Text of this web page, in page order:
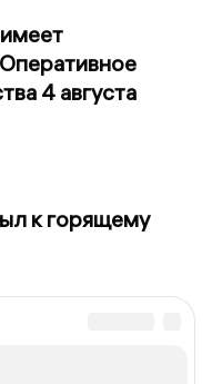
4 августа
к горящему